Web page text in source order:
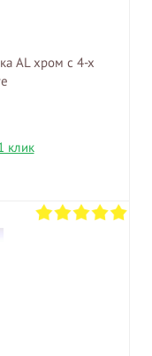
AL хром с 4-х
клик